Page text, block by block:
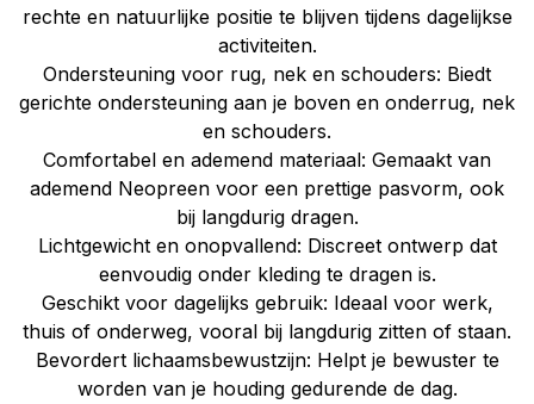
rechte en natuurlijke positie te blijven tijdens dagelijkse
activiteiten.
Ondersteuning voor rug, nek en schouders: Biedt
gerichte ondersteuning aan je boven en onderrug, nek
en schouders.
Comfortabel en ademend materiaal: Gemaakt van
ademend Neopreen voor een prettige pasvorm, ook
bij langdurig dragen.
Lichtgewicht en onopvallend: Discreet ontwerp dat
eenvoudig onder kleding te dragen is.
Geschikt voor dagelijks gebruik: Ideaal voor werk,
thuis of onderweg, vooral bij langdurig zitten of staan.
Bevordert lichaamsbewustzijn: Helpt je bewuster te
worden van je houding gedurende de dag.